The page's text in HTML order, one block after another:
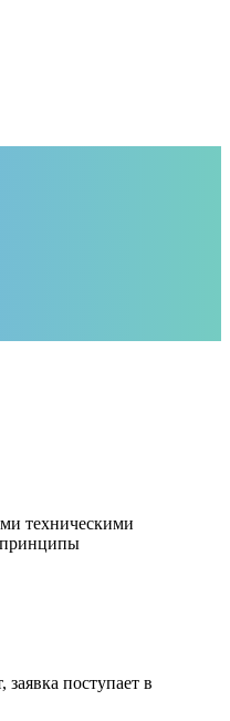
техническими
принципы
поступает в